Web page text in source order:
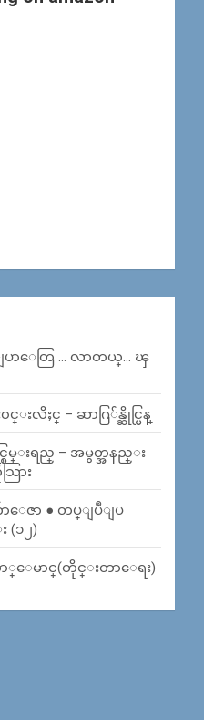
ျပာေတြ … လာတယ္… ၾ
းလိႈင္ – ဆာဂြ်န္ဆိုင္မြန္
ြမ္းရည္ – အမွတ္အနည္း
ြား
ေဇာ ● တပ္ျပဳျပ
၁၂)
ေမာင္(တိုင္းတာေရး)